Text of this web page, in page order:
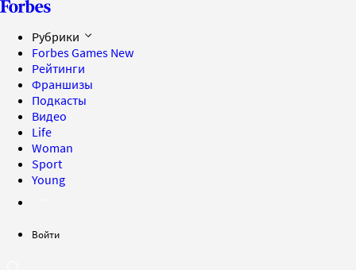
Рубрики
Forbes Games New
Рейтинги
Франшизы
Подкасты
Видео
Life
Woman
Sport
Young
Войти